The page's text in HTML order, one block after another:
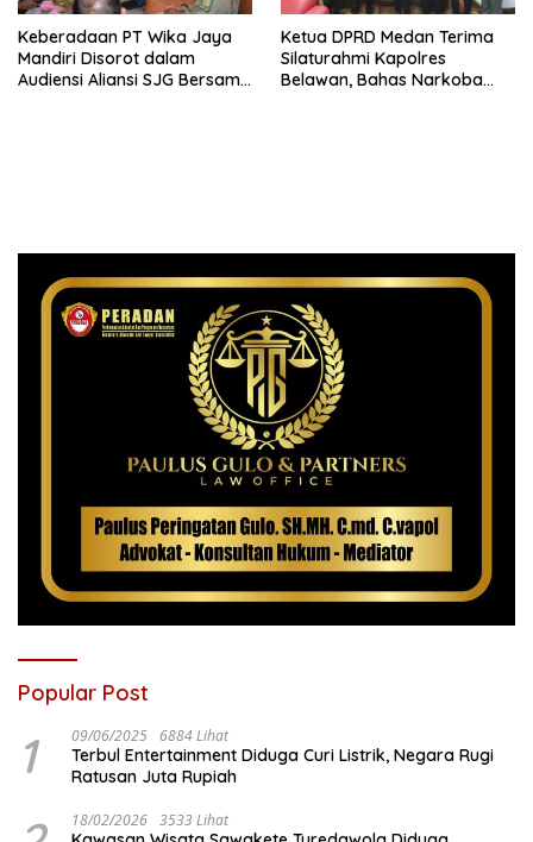
Keberadaan PT Wika Jaya
Mandiri Disorot dalam
Audiensi Aliansi SJG Bersama
Ketua DPRD Medan Terima
Silaturahmi Kapolres
Belawan, Bahas Narkoba
Popular Post
1 09/06/2025 6884 Lihat
Terbul Entertainment Diduga Curi Listrik, Negara Rugi
Ratusan Juta Rupiah
18/02/2026 3533 Lihat